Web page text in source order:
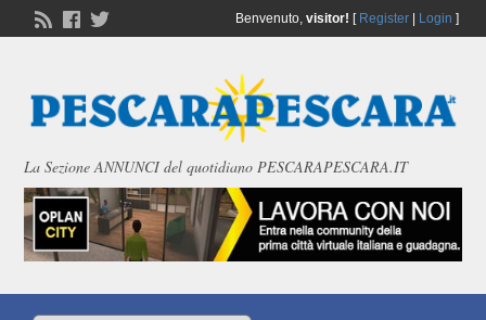
Benvenuto, visitor! [ Register| Login ]
La Sezione ANNUNCI del quotidiano PESCARAPESCARA.IT